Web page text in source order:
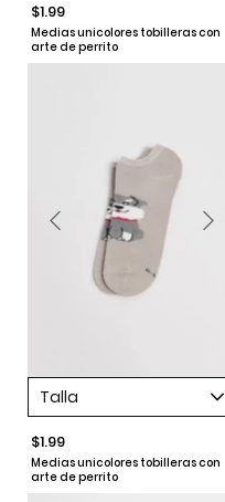
$1.99
Medias unicolores tobilleras con
arte de perrito
Talla
$1.99
Medias unicolores tobilleras con
arte de perrito